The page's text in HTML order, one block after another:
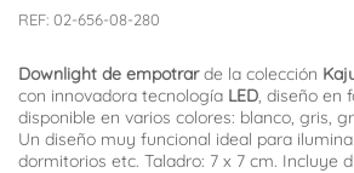
REF: 02-656-08-280
Downlight de empotrarde la colección
con innovadora tecnología LED, diseño en
disponible en varios colores: blanco, gris,
Un diseño muy funcional ideal para
dormitorios etc. Taladro: 7 x 7 cm. Incluye